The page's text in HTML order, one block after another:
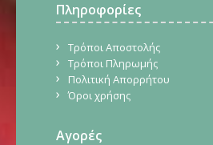
Πληροφορίες
Τρόποι Αποστολής
Τρόποι Πληρωμής
Πολιτική Απορρήτου
Όροι χρήσης
Αγορές